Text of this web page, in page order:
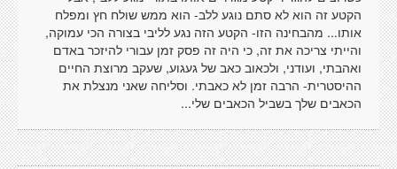
הקטע זה הוא לא סתם נוגע ללב- הוא ממש שולח חץ ומפלח
אותו... מהבחינה הזו- הקטע הזה נגע לליבי בצורה הכי עמוקה,
והייתי צריכה את זה, כי היה זה פסק זמן עבורי להיזכר באדם
ואהבתי, ועודני, ולכאוב כאב של געגוע, שעקב מרוצת החיים
ההיסטרית- הרבה זמן לא כאבתי. וסליחה שאני מנצלת את
הכאבים שלך בשביל הכאבים שלי...